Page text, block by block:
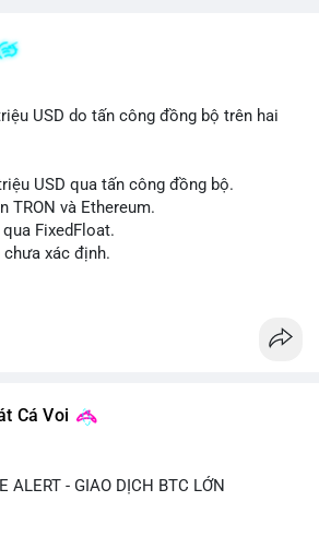
USD do tấn công đồng bộ trên hai
USD qua tấn công đồng bộ.
TRON và Ethereum.
FixedFloat.
xác định.
Cá Voi
ALERT - GIAO DỊCH BTC LỚN